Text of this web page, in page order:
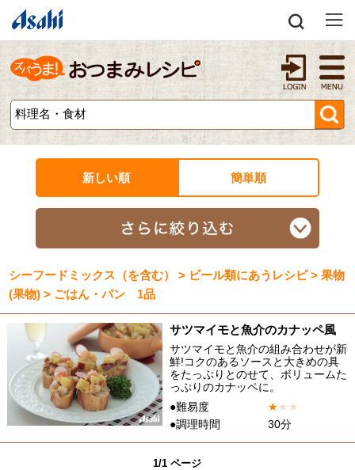
新しい順 簡単順
シーフードミックス（を含む） > ビール類にあうレシピ > 果物
(果物) > ごはん・パン 1品
サツマイモと魚介のカナッペ風
サツマイモと魚介の組み合わせが新
鮮!コクのあるソースと大きめの具
をたっぷりとのせて、ボリュームた
っぷりのカナッペに。
●難易度
★★ ★
●調理時間
30分
1/1 ページ